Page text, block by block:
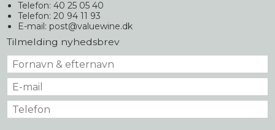
Telefon: 40 25 05 40
Telefon: 20 94 11 93
E-mail: post@valuewine.dk
Tilmelding nyhedsbrev